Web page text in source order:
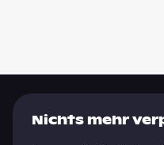
Nichts mehr